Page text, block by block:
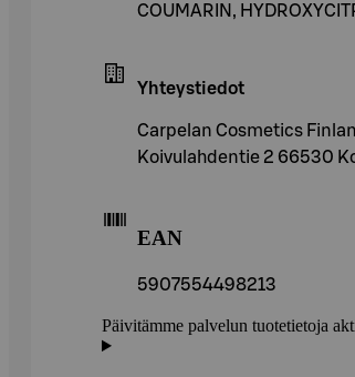
COUMARIN,
Yhteystiedot
Carpelan Cosmetics
Koivulahdentie 2 66530
EAN
5907554498213
Päivitämme palvelun tuotetietoja